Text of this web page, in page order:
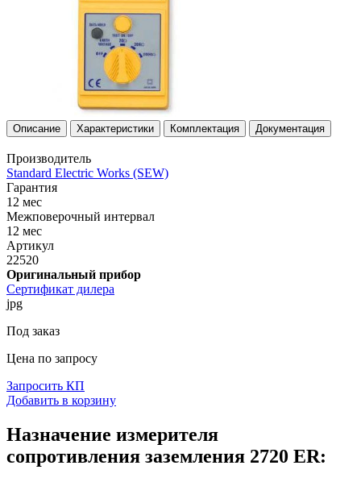
Описание Характеристики Комплектация Документация
Производитель
Standard Electric Works (SEW)
Гарантия
12 мес
Межповерочный интервал
12 мес
Артикул
22520
Оригинальный прибор
Сертификат дилера
jpg
Под заказ
Цена по запросу
Запросить КП
Добавить в корзину
Назначение измерителя
сопротивления заземления 2720 ER: